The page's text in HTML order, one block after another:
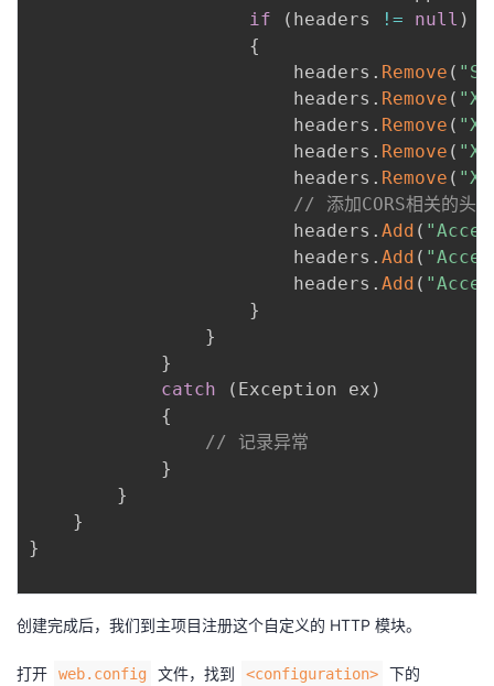
if
( headers != null )
{
                        headers
. Remove (
                        headers
. Remove (
                        headers
. Remove (
                        headers
. Remove (
                        headers
. Remove ( "X-
// 添加CORS相关的头
                        headers
. Add (
                        headers
. Add (
                        headers
. Add (
}
}
}
catch
( Exception ex )
{
// 记录异常
}
}
}
}
创建完成后，我们到主项目注册这个自定义的 HTTP 模块。
打开 web.config 文件，找到 <configuration> 下的